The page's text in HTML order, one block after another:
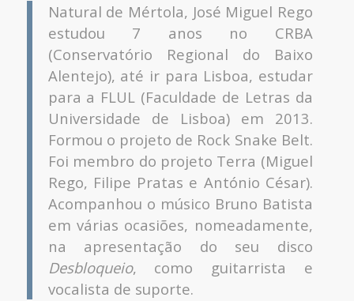
Natural de Mértola, José Miguel Rego
estudou 7 anos no CRBA
(Conservatório Regional do Baixo
Alentejo), até ir para Lisboa, estudar
para a FLUL (Faculdade de Letras da
Universidade de Lisboa) em 2013.
Formou o projeto de Rock Snake Belt.
Foi membro do projeto Terra (Miguel
Rego, Filipe Pratas e António César).
Acompanhou o músico Bruno Batista
em várias ocasiões, nomeadamente,
na apresentação do seu disco
Desbloqueio, como guitarrista e
vocalista de suporte.